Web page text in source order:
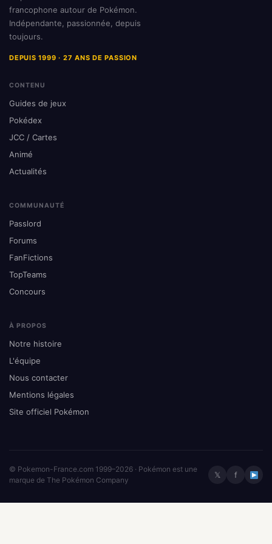
francophone autour de Pokémon.
Indépendante, passionnée, depuis
toujours.
DEPUIS 1999 · 27 ANS DE PASSION
CONTENU
Guides de jeux
Pokédex
JCC / Cartes
Animé
Actualités
COMMUNAUTÉ
Passlord
Forums
FanFictions
TopTeams
Concours
À PROPOS
Notre histoire
L'équipe
Nous contacter
Mentions légales
Site officiel Pokémon
© Pokemon-France.com 1999–2026 · Pokémon est une
marque de The Pokémon Company
𝕏 f